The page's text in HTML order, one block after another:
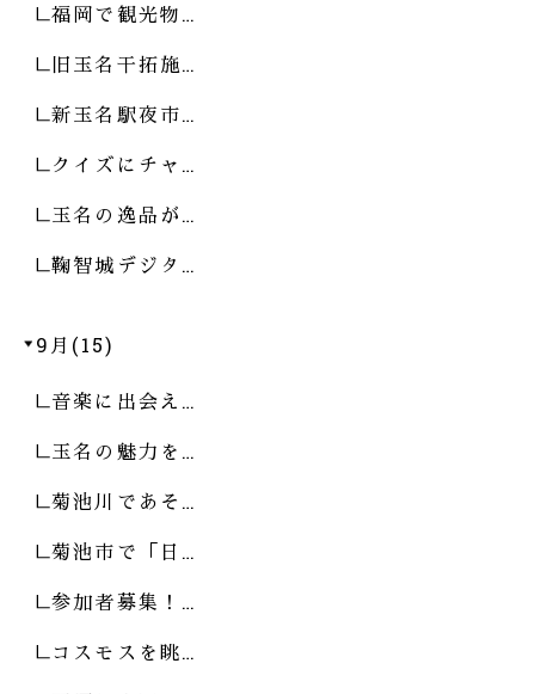
福岡で観光物…
旧玉名干拓施…
新玉名駅夜市…
クイズにチャ…
玉名の逸品が…
鞠智城デジタ…
9月(15)
音楽に出会え…
玉名の魅力を…
菊池川であそ…
菊池市で「日…
参加者募集！…
コスモスを眺…